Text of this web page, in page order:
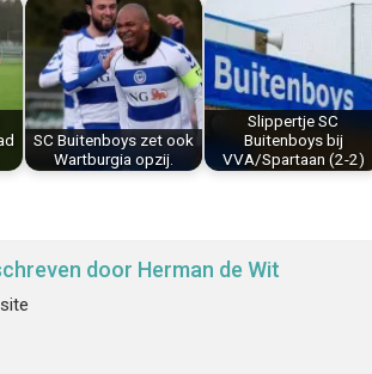
s
A
p
p
n
SC Buitenboys zet ook
Wartburgia opzij.
Slippertje SC
Buitenboys bij
VVA/Spartaan (2-2)
door Herman de Wit